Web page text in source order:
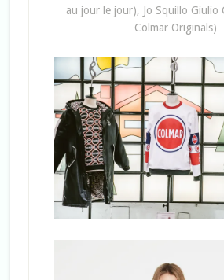
au jour le jour), Jo Squillo Giulio
Colmar Originals)